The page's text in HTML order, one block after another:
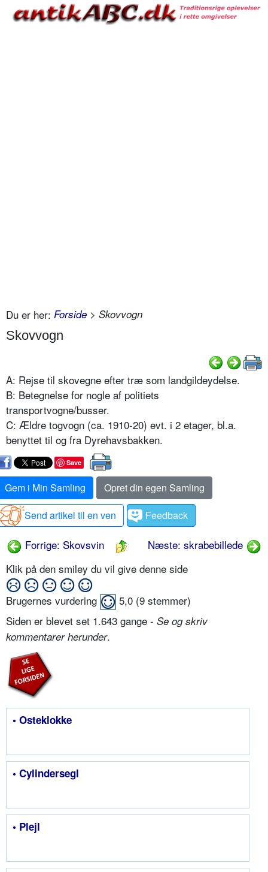
Du er her: Forside > Skovvogn
Skovvogn
A: Rejse til skovegne efter træ som landgildeydelse.
B: Betegnelse for nogle af politiets
transportvogne/busser.
C: Ældre togvogn (ca. 1910-20) evt. i 2 etager, bl.a.
benyttet til og fra Dyrehavsbakken.
Save
Gem i Min Samling
Opret din egen Samling
Send artikel til en ven
Feedback
Forrige: Skovsvin
Næste: skrabebillede
Klik på den smiley du vil give denne side
Brugernes vurdering 5,0 (9 stemmer)
Siden er blevet set 1.643 gange - Se og skriv
kommentarer herunder.
• Osteklokke
• Cylindersegl
• Plejl